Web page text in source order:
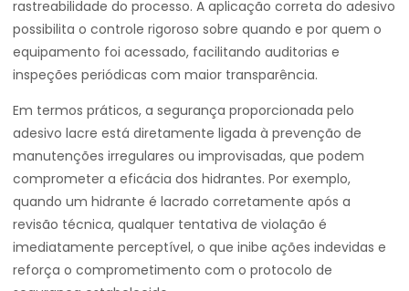
rastreabilidade do processo. A aplicação correta do adesivo
possibilita o controle rigoroso sobre quando e por quem o
equipamento foi acessado, facilitando auditorias e
inspeções periódicas com maior transparência.
Em termos práticos, a segurança proporcionada pelo
adesivo lacre está diretamente ligada à prevenção de
manutenções irregulares ou improvisadas, que podem
comprometer a eficácia dos hidrantes. Por exemplo,
quando um hidrante é lacrado corretamente após a
revisão técnica, qualquer tentativa de violação é
imediatamente perceptível, o que inibe ações indevidas e
reforça o comprometimento com o protocolo de